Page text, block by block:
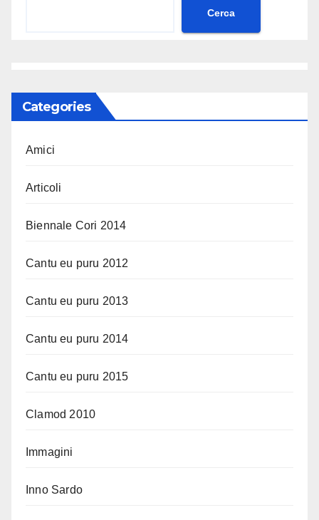
Cerca
Categories
Amici
Articoli
Biennale Cori 2014
Cantu eu puru 2012
Cantu eu puru 2013
Cantu eu puru 2014
Cantu eu puru 2015
Clamod 2010
Immagini
Inno Sardo